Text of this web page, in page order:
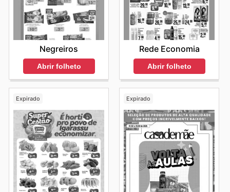
usufruir de benefícios exclusivos que diferenciam a
experiência de compra na Coop. Stay up to date with
Coop's weekly ads and enjoy exclusive savings every
day.
Negreiros
Abrir folheto
Rede Economia
Abrir folheto
Expirado Expirado